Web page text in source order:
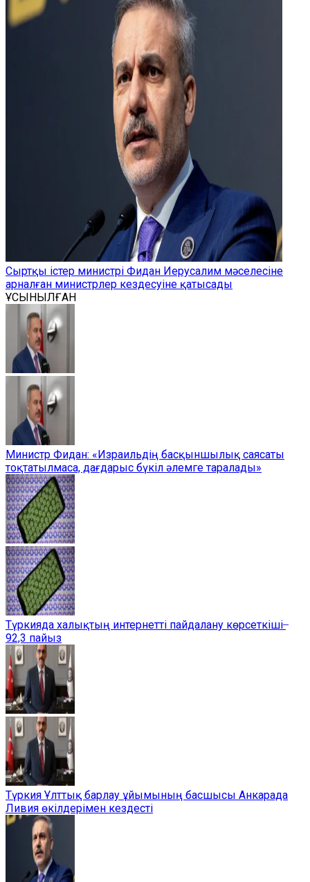
Сыртқы істер министрі Фидан Иерусалим мәселесіне
арналған министрлер кездесуіне қатысады
ҰСЫНЫЛҒАН
Министр Фидан: «Израильдің басқыншылық саясаты
тоқтатылмаса, дағдарыс бүкіл әлемге таралады»
Түркияда халықтың интернетті пайдалану көрсеткіші ̶
92,3 пайыз
Түркия Ұлттық барлау ұйымының басшысы Анкарада
Ливия өкілдерімен кездесті